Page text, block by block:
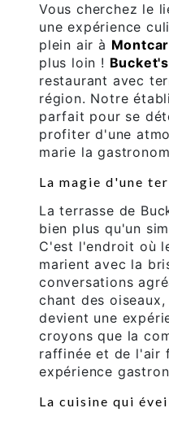
Vous cherchez le
une expérience
plein air à
plus loin !
restaurant avec
région. Notre
parfait pour se
profiter d'une
marie la
La magie d'une
La terrasse de
bien plus qu'un
C'est l'endroit où
marient avec la
conversations
chant des
devient une
croyons que la
raffinée et de l'air
expérience
La cuisine qui